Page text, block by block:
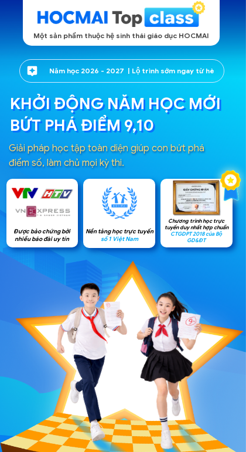
Giải pháp học tập toàn diện giúp con bứt phá
điểm số, làm chủ mọi kỳ thi.
Một sản phẩm thuộc hệ sinh thái giáo dục HOCMAI
KHỞI ĐỘNG NĂM HỌC MỚI
BỨT PHÁ ĐIỂM 9,10
Năm học 2026 - 2027 | Lộ trình sớm ngay từ hè
Được bảo chứng bởi
nhiều báo đài uy tín
Nền tảng học trực tuyến
số 1 Việt Nam
Chương trình học trực
tuyến duy nhất hợp chuẩn
CTGDPT 2018 của Bộ
GD&ĐT